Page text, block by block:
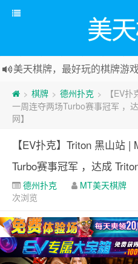
美
> 棋牌 > 德州扑克 >
【EV
一周连夺两场Turbo赛事冠军 ，
网】
【EV扑克】Triton 黑山站
Turbo赛事冠军 ，达成
德州扑克 MT美天棋牌
次浏览